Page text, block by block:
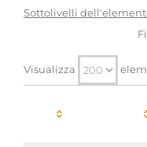
Strumenti di ricerca
Uffici di
San Martino
Temi
Sottolivelli
Visualizza